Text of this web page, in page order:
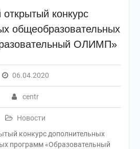
открытый конкурс
общеобразовательных
ОЛИМП»
06.04.2020
centr
Новости
конкурс дополнительных
программ «Образовательный